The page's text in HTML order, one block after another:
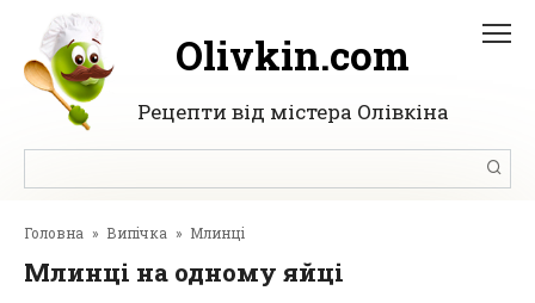
Перейти
вмісту
Olivkin.com
Рецепти від містера Олівкіна
Головна » Випічка » Млинці
Млинці на одному яйці